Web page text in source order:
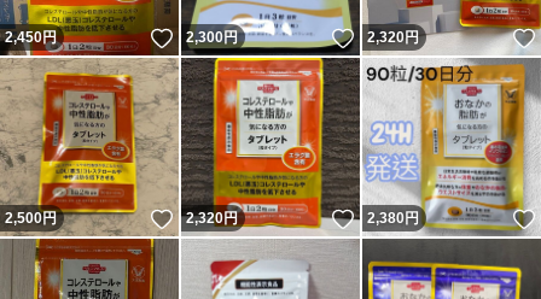
2,450円 いいね！
2,300円 いいね！
2,320円
2,500円 いいね！
2,320円 いいね！
2,380円